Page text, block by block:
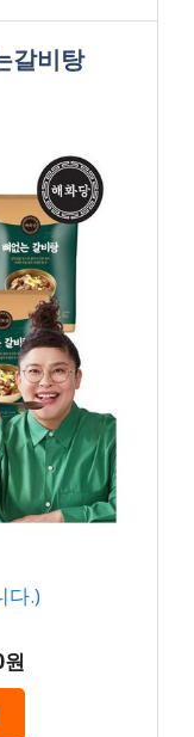
갈비탕
다.)